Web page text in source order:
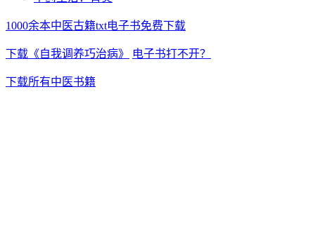
1000余本中医古籍txt电子书免费下载
下载《自我调养巧治病》 电子书打不开？
下载所有中医书籍